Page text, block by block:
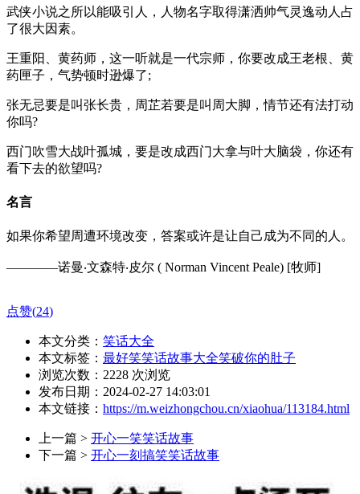
武侠小说之所以能吸引人，人物名字取得潇洒帅气灵逸动人占
了很大因素。
王重阳、黄药师，这一听就是一代宗师，你要改成王老根、黄
药匣子，气势顿时逊爆了;
张无忌要是叫张长贵，周芷若要是叫周大脚，情节还有法打动
你吗?
西门吹雪大战叶孤城，要是改成西门大拿与叶大脑袋，你还有
看下去的欲望吗?
名言
如果你希望周遭环境改变，答案或许是让自己成为不同的人。
————诺曼‧文森特‧皮尔 ( Norman Vincent Peale) [牧师]
点赞(24)
本文分类： 笑话大全
本文标签： 最好笑笑话故事大全笑破你的肚子
浏览次数： 2228 次浏览
发布日期：2024-02-27 14:03:01
本文链接： https://m.weizhongchou.cn/xiaohua/113184.html
上一篇 > 开心一笑笑话故事
下一篇 > 开心一刻搞笑笑话故事